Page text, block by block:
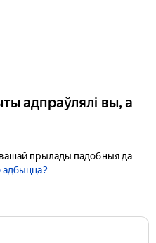
адпраўлялі вы, а
прылады падобныя да
адбыцца?